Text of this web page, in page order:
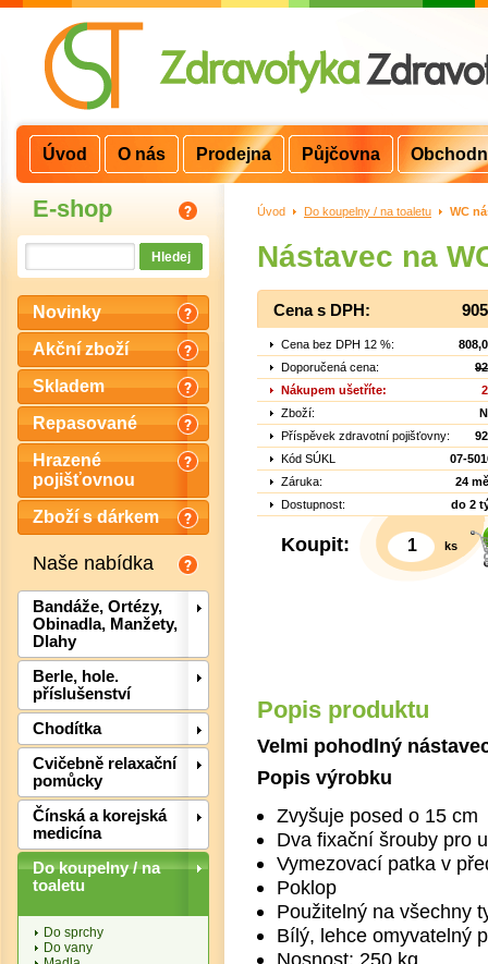
E-shop
Novinky
Akční zboží
Skladem
Repasované
Hrazené
pojišťovnou
Zboží s dárkem
Naše nabídka
Bandáže, Ortézy,
Obinadla, Manžety,
Dlahy
Berle, hole.
příslušenství
Chodítka
Cvičebně relaxační
pomůcky
Čínská a korejská
medicína
Do koupelny / na
toaletu
Do sprchy
Do vany
Úvod > Do koupelny / na toaletu > WC
Nástavec na
Cena s DPH:
Cena bez DPH 12 %:
Doporučená cena:
Nákupem ušetříte:
Zboží:
Příspěvek zdravotní pojišťovny:
Kód SÚKL
07-
Záruka:
24
Dostupnost:
do 2
Koupit: ks
Popis produktu
Velmi pohodlný
Popis výrobku
Zvyšuje posed o 15 cm
Dva fixační šrouby pro
Vymezovací patka v
Poklop
Použitelný na všechny
Bílý, lehce omyvatelný
Nosnost: 250 kg
Úvod O nás Prodejna Půjčovna